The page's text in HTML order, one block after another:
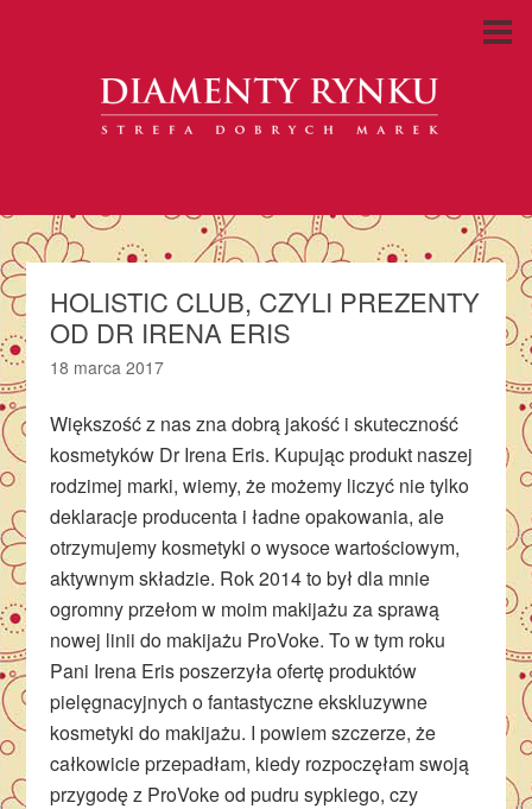
HOLISTIC CLUB, CZYLI PREZENTY
OD DR IRENA ERIS
18 marca 2017
Większość z nas zna dobrą jakość i skuteczność
kosmetyków Dr Irena Eris. Kupując produkt naszej
rodzimej marki, wiemy, że możemy liczyć nie tylko
deklaracje producenta i ładne opakowania, ale
otrzymujemy kosmetyki o wysoce wartościowym,
aktywnym składzie. Rok 2014 to był dla mnie
ogromny przełom w moim makijażu za sprawą
nowej linii do makijażu ProVoke. To w tym roku
Pani Irena Eris poszerzyła ofertę produktów
pielęgnacyjnych o fantastyczne ekskluzywne
kosmetyki do makijażu. I powiem szczerze, że
całkowicie przepadłam, kiedy rozpoczęłam swoją
przygodę z ProVoke od pudru sypkiego, czy